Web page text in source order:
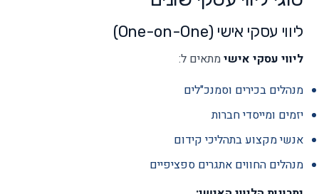
ליווי עסקי אישי (One-on-One)
ליווי עסקי אישימתאים ל:
מנהלים בכירים וסמנכ"לים
יזמים ומייסדי חברות
אנשי מקצוע בתהליכי קידום
מנהלים החווים אתגרים ספציפיים